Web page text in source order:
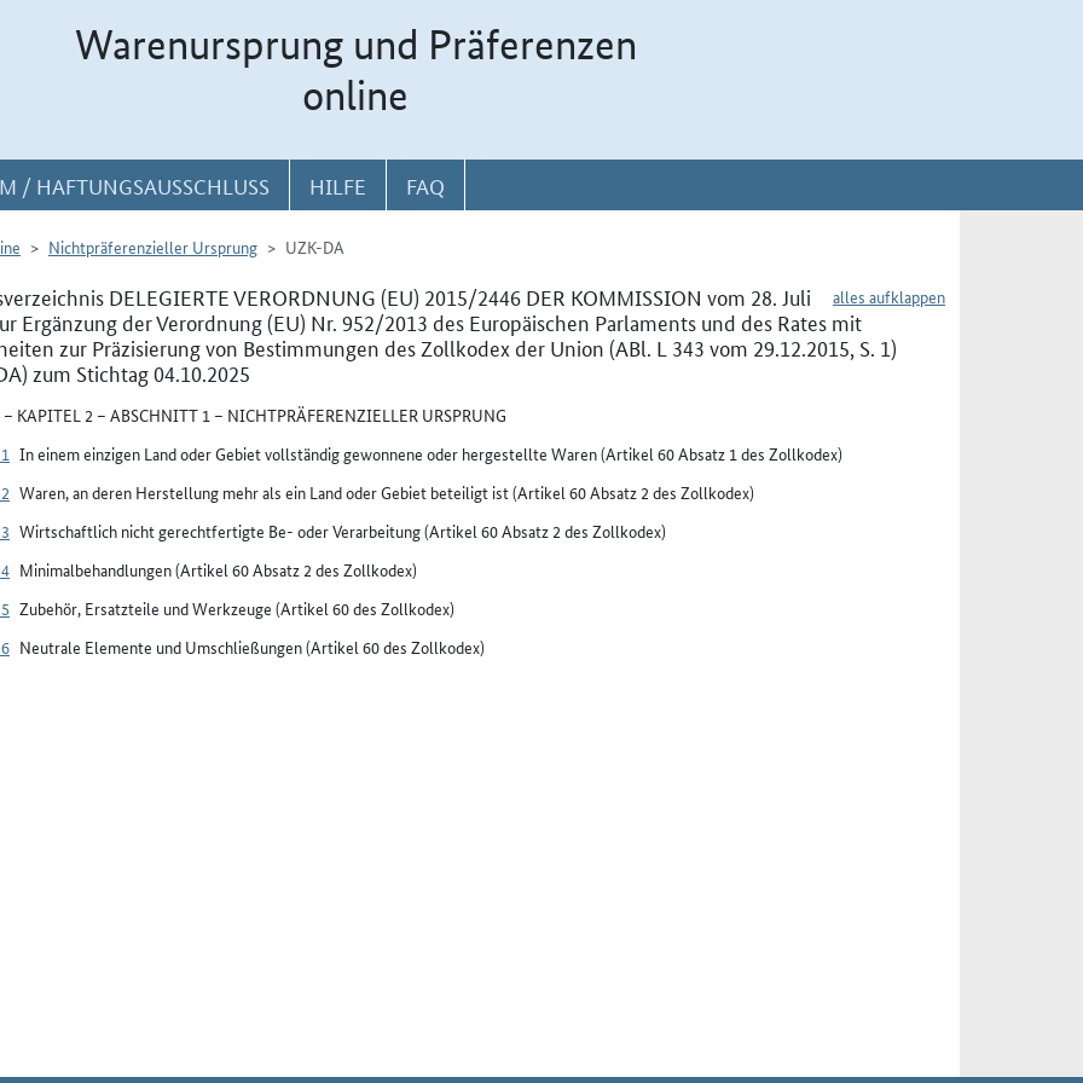
Warenursprung und Präferenzen
online
/ HAFTUNGSAUSSCHLUSS HILFE FAQ
Nichtpräferenzieller Ursprung UZK-DA
alles aufklappen
DELEGIERTE VERORDNUNG (EU) 2015/2446 DER KOMMISSION vom 28. Juli
Ergänzung der Verordnung (EU) Nr. 952/2013 des Europäischen Parlaments und des Rates mit
zur Präzisierung von Bestimmungen des Zollkodex der Union (ABl. L 343 vom 29.12.2015, S. 1)
zum Stichtag 04.10.2025
KAPITEL 2 – ABSCHNITT 1 – NICHTPRÄFERENZIELLER URSPRUNG
In einem einzigen Land oder Gebiet vollständig gewonnene oder hergestellte Waren (Artikel 60 Absatz 1 des Zollkodex)
Waren, an deren Herstellung mehr als ein Land oder Gebiet beteiligt ist (Artikel 60 Absatz 2 des Zollkodex)
Wirtschaftlich nicht gerechtfertigte Be- oder Verarbeitung (Artikel 60 Absatz 2 des Zollkodex)
Minimalbehandlungen (Artikel 60 Absatz 2 des Zollkodex)
Zubehör, Ersatzteile und Werkzeuge (Artikel 60 des Zollkodex)
Neutrale Elemente und Umschließungen (Artikel 60 des Zollkodex)